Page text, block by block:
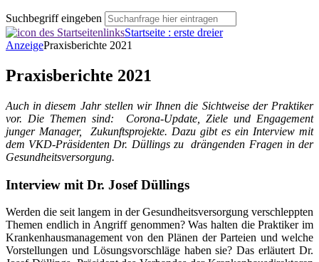
Suchbegriff eingeben
Startseite : erste dreier
AnzeigePraxisberichte 2021
Praxisberichte 2021
Auch in diesem Jahr stellen wir Ihnen die Sichtweise der Praktiker
vor. Die Themen sind: Corona-Update, Ziele und Engagement
junger Manager, Zukunftsprojekte. Dazu gibt es ein Interview mit
dem VKD-Präsidenten Dr. Düllings zu drängenden Fragen in der
Gesundheitsversorgung.
Interview mit Dr. Josef Düllings
Werden die seit langem in der Gesundheitsversorgung verschleppten
Themen endlich in Angriff genommen? Was halten die Praktiker im
Krankenhausmanagement von den Plänen der Parteien und welche
Vorstellungen und Lösungsvorschläge haben sie? Das erläutert Dr.